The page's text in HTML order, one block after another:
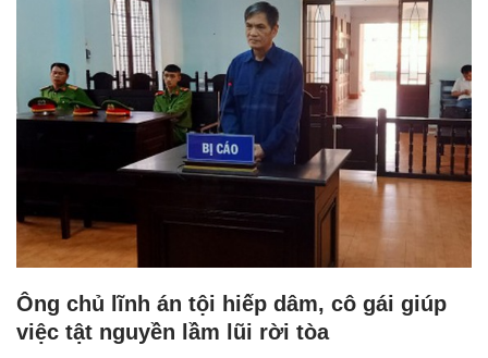
Ông chủ lĩnh án tội hiếp dâm, cô gái giúp
việc tật nguyền lầm lũi rời tòa